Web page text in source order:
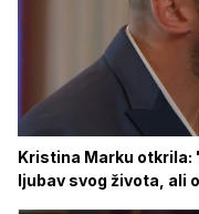
Kristina Marku otkrila:
ljubav svog života, ali